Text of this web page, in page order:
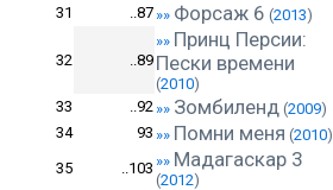
31 ..87»» Форсаж 6 (2013)
32 ..89
»» Принц Персии:
Пески времени
(2010)
33 ..92»» Зомбиленд (2009)
34
93 »» Помни меня (2010)
35
..103 »» Мадагаскар 3
(2012)